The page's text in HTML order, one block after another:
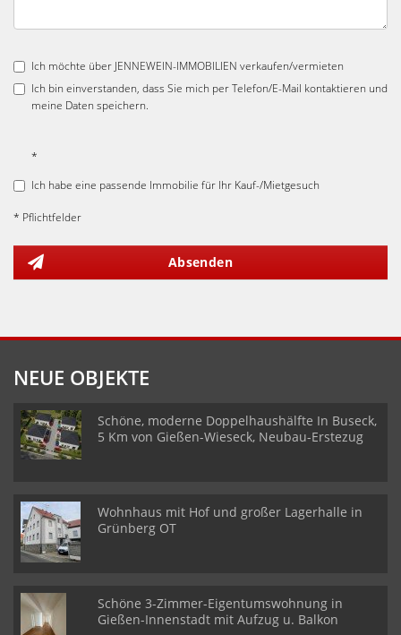
Ich möchte über JENNEWEIN-IMMOBILIEN verkaufen/vermieten
Ich bin einverstanden, dass Sie mich per Telefon/E-Mail kontaktieren und
meine Daten speichern.
*
Ich habe eine passende Immobilie für Ihr Kauf-/Mietgesuch
* Pflichtfelder
Absenden
NEUE OBJEKTE
Schöne, moderne Doppelhaushälfte In Buseck,
5 Km von Gießen-Wieseck, Neubau-Erstezug
Wohnhaus mit Hof und großer Lagerhalle in
Grünberg OT
Schöne 3-Zimmer-Eigentumswohnung in
Gießen-Innenstadt mit Aufzug u. Balkon